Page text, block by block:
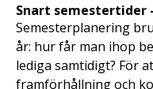
Snart semestertider
Semesterplanering
år: hur får man ihop
lediga samtidigt? För
framförhållning och